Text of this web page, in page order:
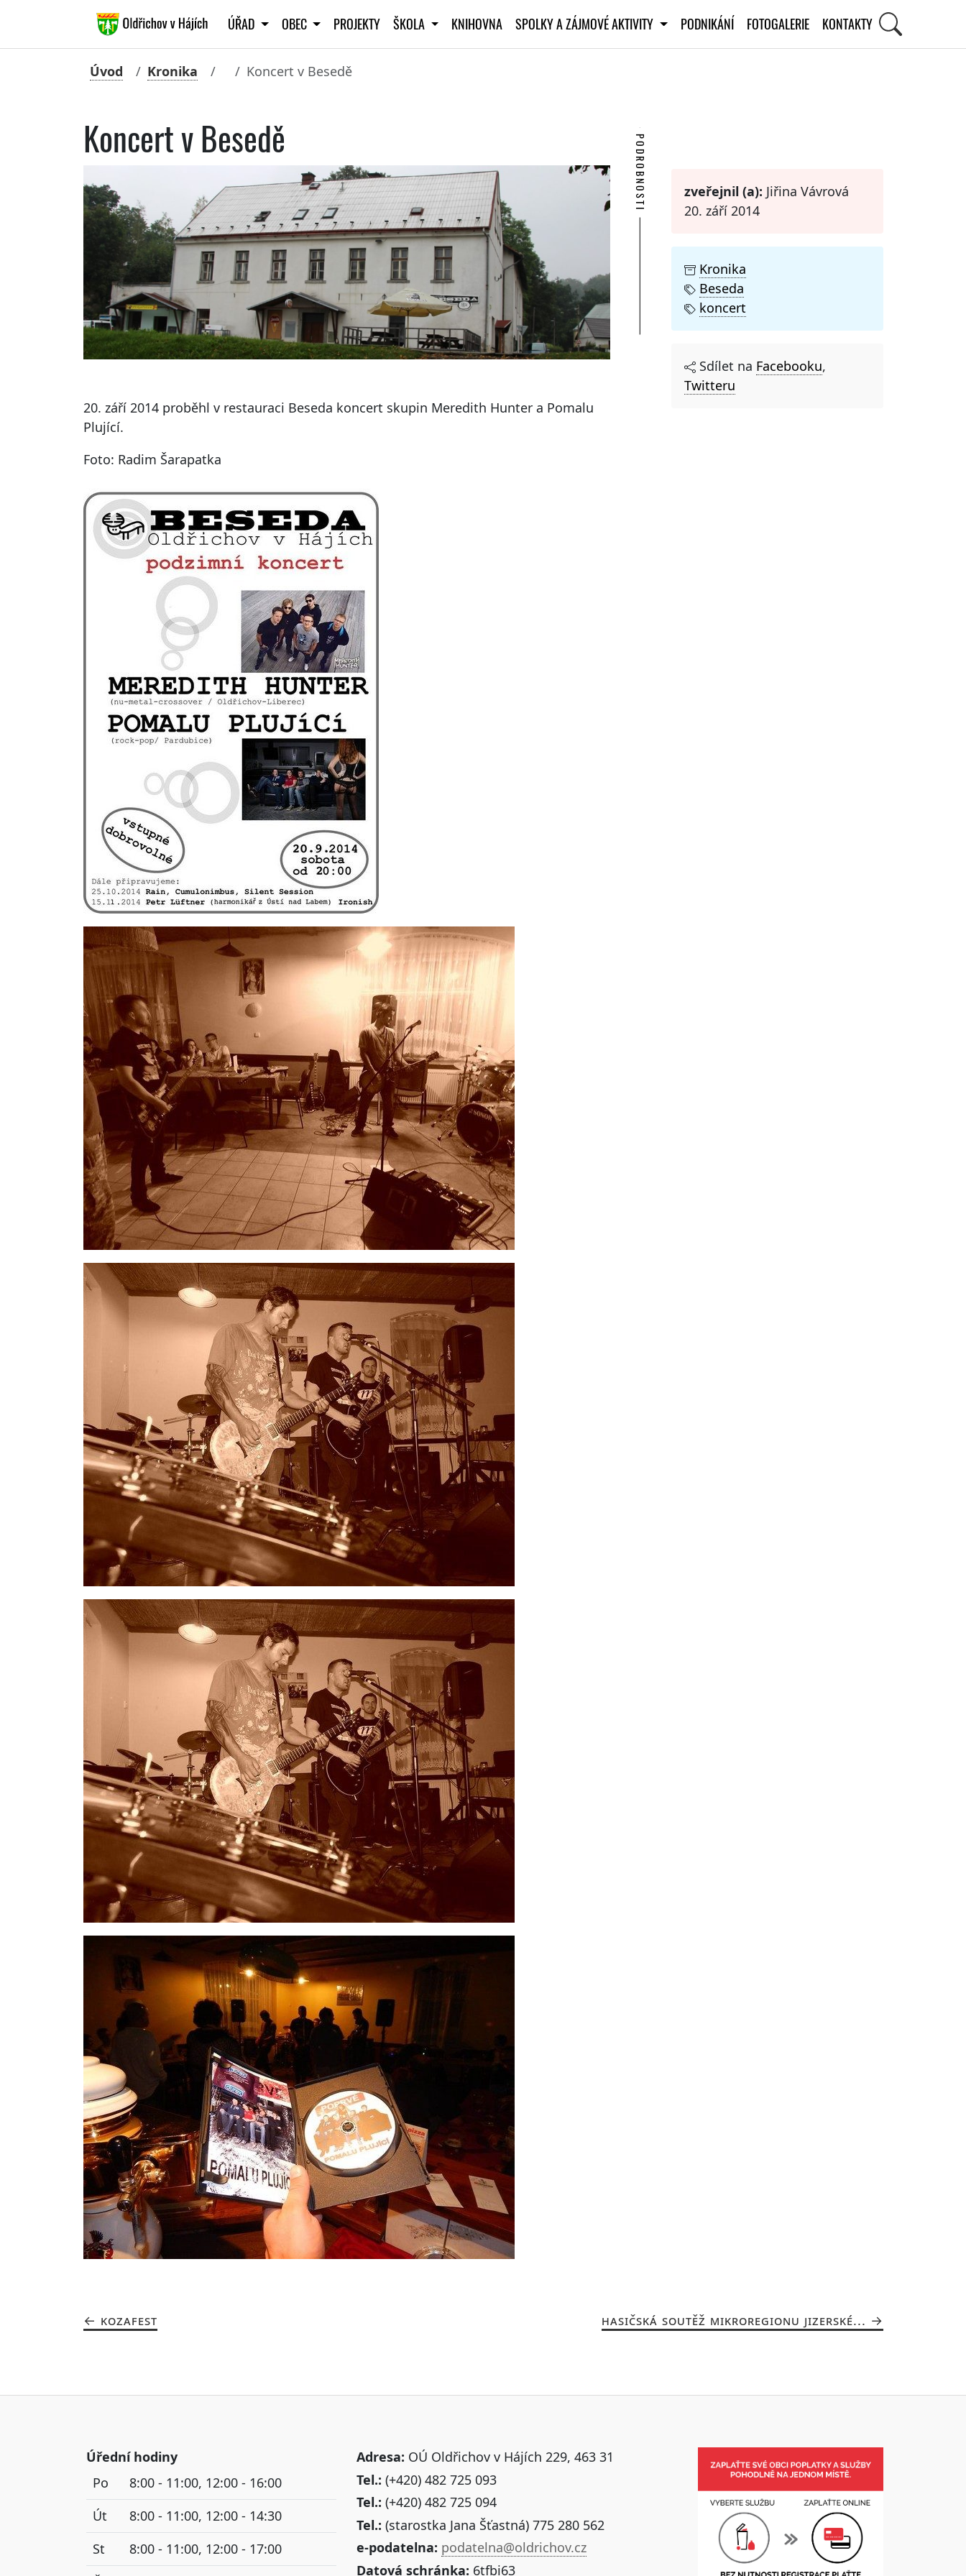
ÚŘAD OBEC PROJEKTY ŠKOLA KNIHOVNA SPOLKY A ZÁJMOVÉ AKTIVITY PODNIKÁNÍ FOTOGALERIE KONTAKTY
Úvod Kronika Koncert v Besedě
Koncert v Besedě
20. září 2014 proběhl v restauraci Beseda koncert skupin Meredith Hunter a Pomalu
Plující.
Foto: Radim Šarapatka
PODROBNOSTI zveřejnil (a): Jiřina Vávrová
20. září 2014
Kronika
Beseda
koncert
Sdílet na Facebooku,
Twitteru
KOZAFEST HASIČSKÁ SOUTĚŽ MIKROREGIONU JIZERSKÉ...
Úřední hodiny
Po
8:00 - 11:00, 12:00 - 16:00
Út
8:00 - 11:00, 12:00 - 14:30
St
8:00 - 11:00, 12:00 - 17:00
Adresa: OÚ Oldřichov v Hájích 229, 463 31
Tel.: (+420) 482 725 093
Tel.: (+420) 482 725 094
Tel.: (starostka Jana Šťastná) 775 280 562
e-podatelna: podatelna@oldrichov.cz
Datová schránka: 6tfbi63